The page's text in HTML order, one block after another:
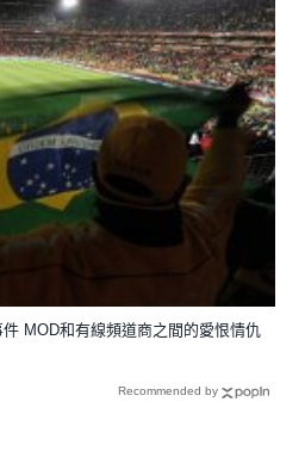
MOD和有線頻道商之間的愛恨情仇
Recommended by